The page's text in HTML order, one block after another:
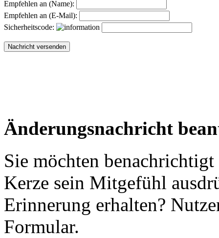
Empfehlen an (Name):
Empfehlen an (E-Mail):
Sicherheitscode:
Änderungsnachricht
Sie möchten
Kerze sein Mitgefühl
Erinnerung erhalten?
Formular.